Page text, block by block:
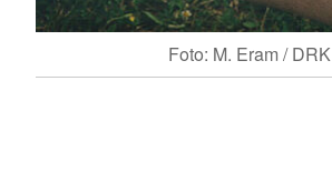
Foto: M. Eram / DRK